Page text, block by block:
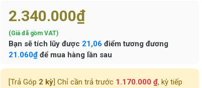
2.340.000₫
(Giá đã gồm VAT)
Bạn sẽ tích lũy được 21,06 điểm tương đương
21.060₫để mua hàng lần sau
[Trả Góp 2 kỳ] Chỉ cần trả trước 1.170.000 ₫, kỳ tiếp